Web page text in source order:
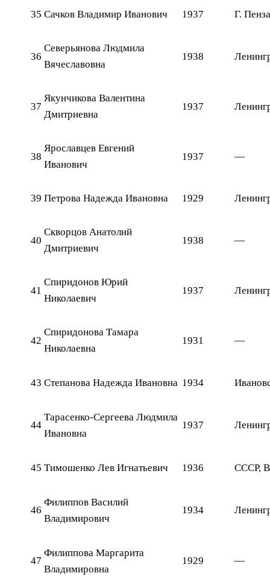
35 Сачков Владимир Иванович 1937 Г.
36
Северьянова Людмила
Вячеславовна
1938
37
Якунчикова Валентина
Дмитриевна
1937
38
Ярославцев Евгений
Иванович
1937 —
39 Петрова Надежда Ивановна 1929
40
Скворцов Анатолий
Дмитриевич
1938 —
41
Спиридонов Юрий
Николаевич
1937
42
Спиридонова Тамара
Николаевна
1931 —
43 Степанова Надежда Ивановна 1934
44
Тарасенко-Сергеева Людмила
Ивановна
1937
45 Тимошенко Лев Игнатьевич 1936 СССР,
46
Филиппов Василий
Владимирович
1934
47
Филиппова Маргарита
Владимировна
1929 —